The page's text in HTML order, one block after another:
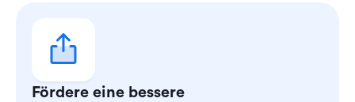
Fördere eine bessere